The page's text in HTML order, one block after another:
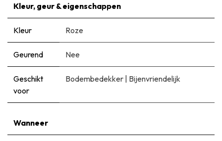
Kleur, geur & eigenschappen
Kleur Roze
Geurend Nee
Geschikt
voor
Bodembedekker | Bijenvriendelijk
Wanneer